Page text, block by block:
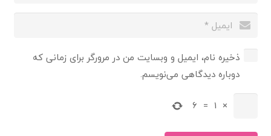
ذخیره نام، ایمیل و وبسایت من در مرورگر برای زمانی که
دوباره دیدگاهی می‌نویسم.
×
1
=
6